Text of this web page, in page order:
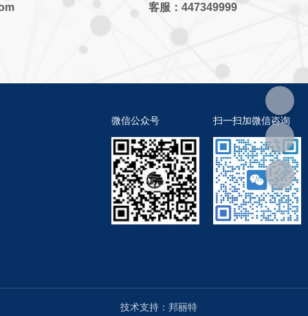
客服：447349999
微信公众号 扫一扫加微信咨询
技术支持：邦丽特